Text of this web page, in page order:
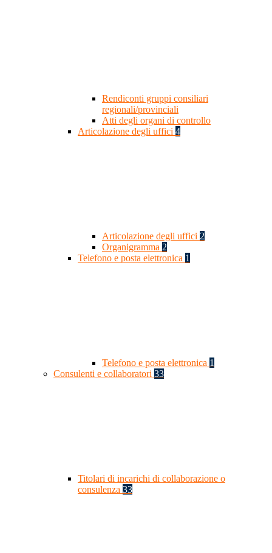
Rendiconti gruppi consiliari
regionali/provinciali
Atti degli organi di controllo
Articolazione degli uffici 4
Articolazione degli uffici 2
Organigramma 2
Telefono e posta elettronica 1
Telefono e posta elettronica 1
Consulenti e collaboratori 33
Titolari di incarichi di collaborazione o
consulenza 33